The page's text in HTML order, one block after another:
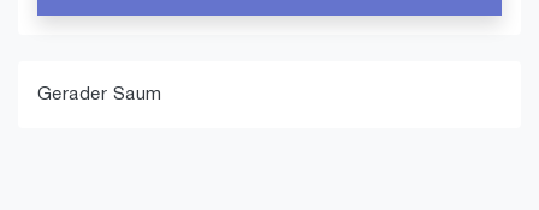
Gerader Saum